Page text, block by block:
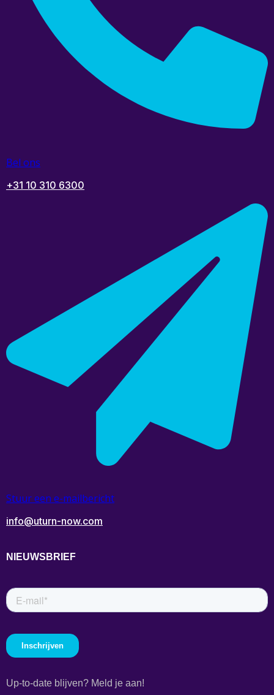
Bel ons
+31 10 310 6300
Stuur een e-mailbericht
info@uturn-now.com
NIEUWSBRIEF
Up-to-date blijven? Meld je aan!